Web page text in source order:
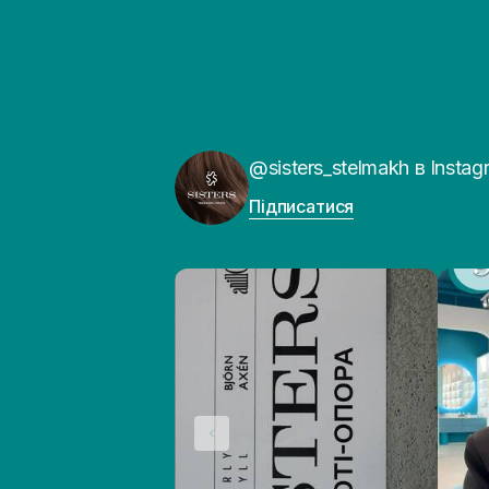
@sisters_stelmakh в
Підписатися